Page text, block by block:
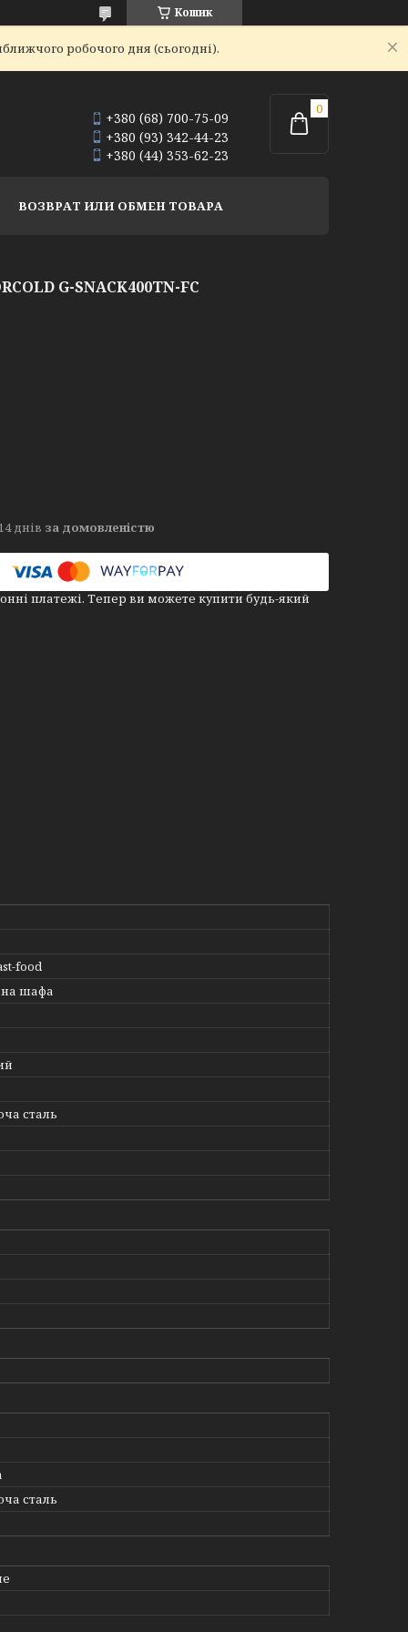
Кошик
робочого дня (сьогодні).
+380 (68) 700-75-09
+380 (93) 342-44-23
+380 (44) 353-62-23
ВОЗВРАТ ИЛИ ОБМЕН ТОВАРА
G-SNACK400TN-FC
днів за домовленістю
платежі. Тепер ви можете купити будь-який
food
шафа
сталь
сталь